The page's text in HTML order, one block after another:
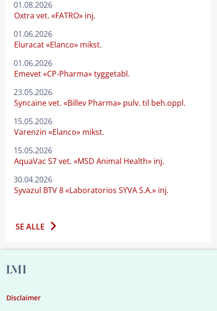
01.08.2026
Oxtra vet. «FATRO» inj.
01.06.2026
Eluracat «Elanco» mikst.
01.06.2026
Emevet «CP-Pharma» tyggetabl.
23.05.2026
Syncaine vet. «Billev Pharma» pulv. til beh.oppl.
15.05.2026
Varenzin «Elanco» mikst.
15.05.2026
AquaVac S7 vet. «MSD Animal Health» inj.
30.04.2026
Syvazul BTV 8 «Laboratorios SYVA S.A.» inj.
SE ALLE
Disclaimer